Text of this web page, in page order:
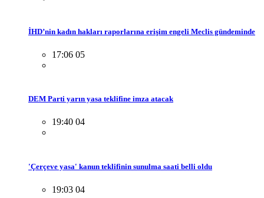
İHD’nin kadın hakları raporlarına erişim engeli Meclis gündeminde
17:06 05
DEM Parti yarın yasa teklifine imza atacak
19:40 04
'Çerçeve yasa' kanun teklifinin sunulma saati belli oldu
19:03 04